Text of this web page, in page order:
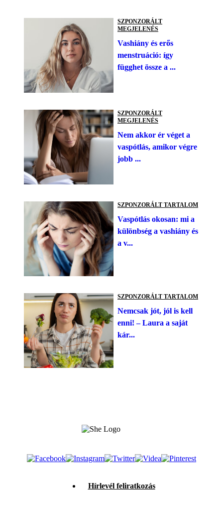
SZPONZORÁLT
MEGJELENÉS
Vashiány és erős
menstruáció: így
függhet össze a ...
SZPONZORÁLT
MEGJELENÉS
Nem akkor ér véget a
vaspótlás, amikor végre
jobb ...
SZPONZORÁLT TARTALOM
Vaspótlás okosan: mi a
különbség a vashiány és
a v...
SZPONZORÁLT TARTALOM
Nemcsak jót, jól is kell
enni! – Laura a saját
kár...
Hírlevél feliratkozás